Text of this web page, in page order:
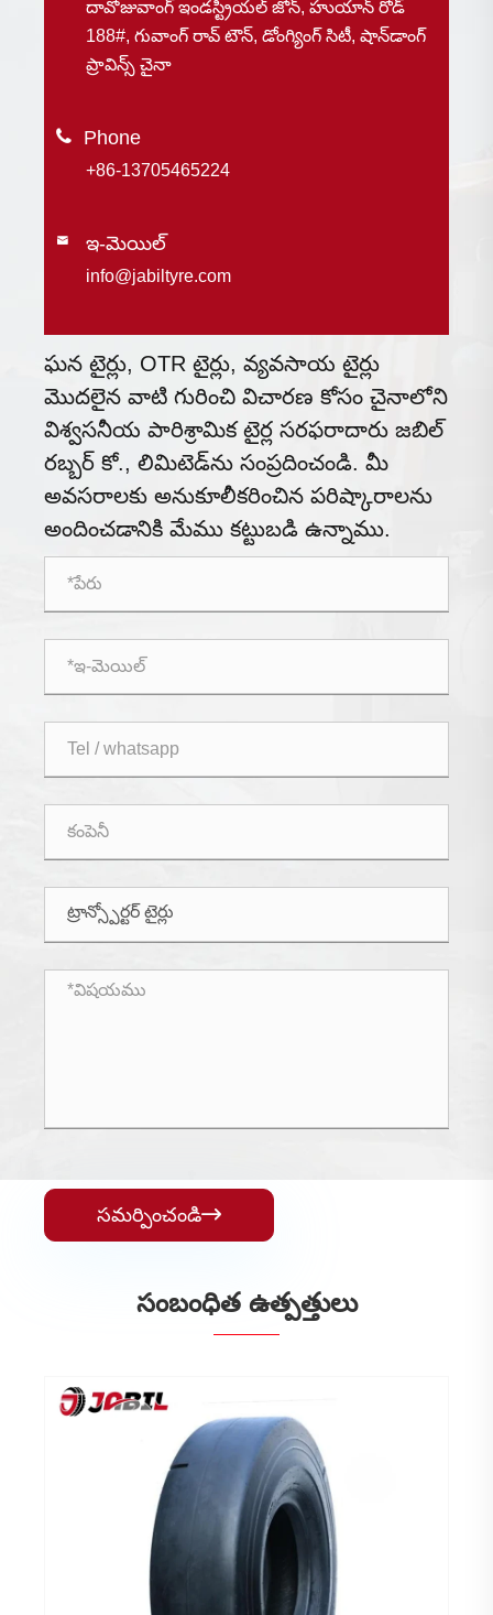
దావోజువాంగ్ ఇండస్ట్రియల్ జోన్, హుయాన్ రోడ్
188#, గువాంగ్ రావ్ టౌన్, డోంగ్యింగ్ సిటీ, షాన్‌డాంగ్
ప్రావిన్స్ చైనా

+86-13705465224
 ఇ-మెయిల్
info@jabiltyre.com
ఘన టైర్లు, OTR టైర్లు, వ్యవసాయ టైర్లు
మొదలైన వాటి గురించి విచారణ కోసం చైనాలోని
విశ్వసనీయ పారిశ్రామిక టైర్ల సరఫరాదారు జబిల్
రబ్బర్ కో., లిమిటెడ్‌ను సంప్రదించండి. మీ
అవసరాలకు అనుకూలీకరించిన పరిష్కారాలను
అందించడానికి మేము కట్టుబడి ఉన్నాము.
సమర్పించండి
సంబంధిత ఉత్పత్తులు